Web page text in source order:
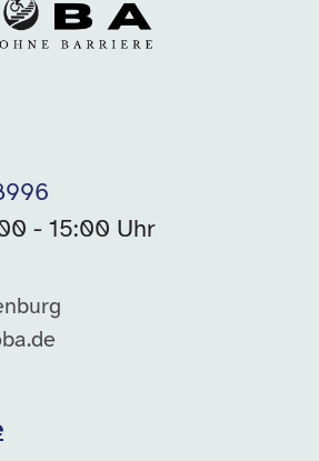
- 15:00 Uhr